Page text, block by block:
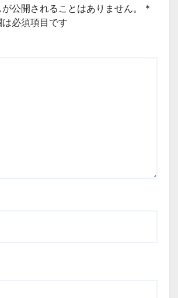
公開されることはありません。
*
必須項目です